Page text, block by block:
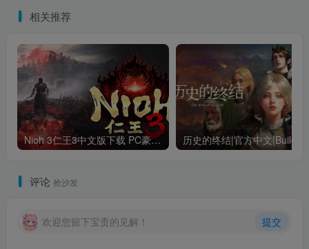
相关推荐
Nioh 3仁王3中文版下载 PC豪华版｜全DLC+终极内容整合
评论 抢沙发
欢迎您留下宝贵的见解！ 提交